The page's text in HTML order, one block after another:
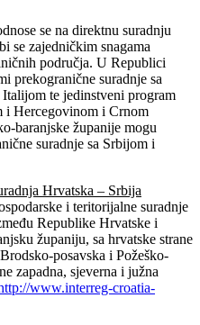
se na direktnu suradnju
se zajedničkim snagama
područja. U Republici
prekogranične suradnje sa
te jedinstveni program
i Hercegovinom i Crnom
baranjske županije mogu
suradnje sa Srbijom i
Hrvatska – Srbija
i teritorijalne suradnje
Republike Hrvatske i
županiju, sa hrvatske strane
posavska i Požeško-
zapadna, sjeverna i južna
www.interreg-croatia-